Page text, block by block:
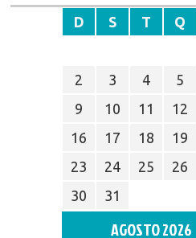
D S T Q
2
3 4 5
9
10 11 12
16
17 18 19
23
24 25 26
30
31
AGOSTO 2026